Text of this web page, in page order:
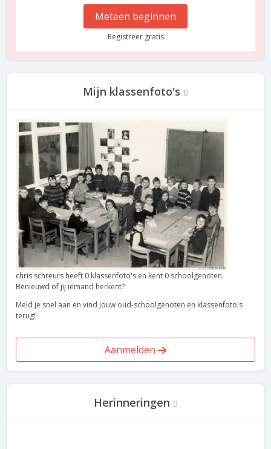
Meteen beginnen
Registreer gratis
Mijn klassenfoto's 0
chris schreurs heeft 0 klassenfoto's en kent 0 schoolgenoten.
Benieuwd of jij iemand herkent?
Meld je snel aan en vind jouw oud-schoolgenoten en klassenfoto's
terug!
Aanmelden
Herinneringen 0